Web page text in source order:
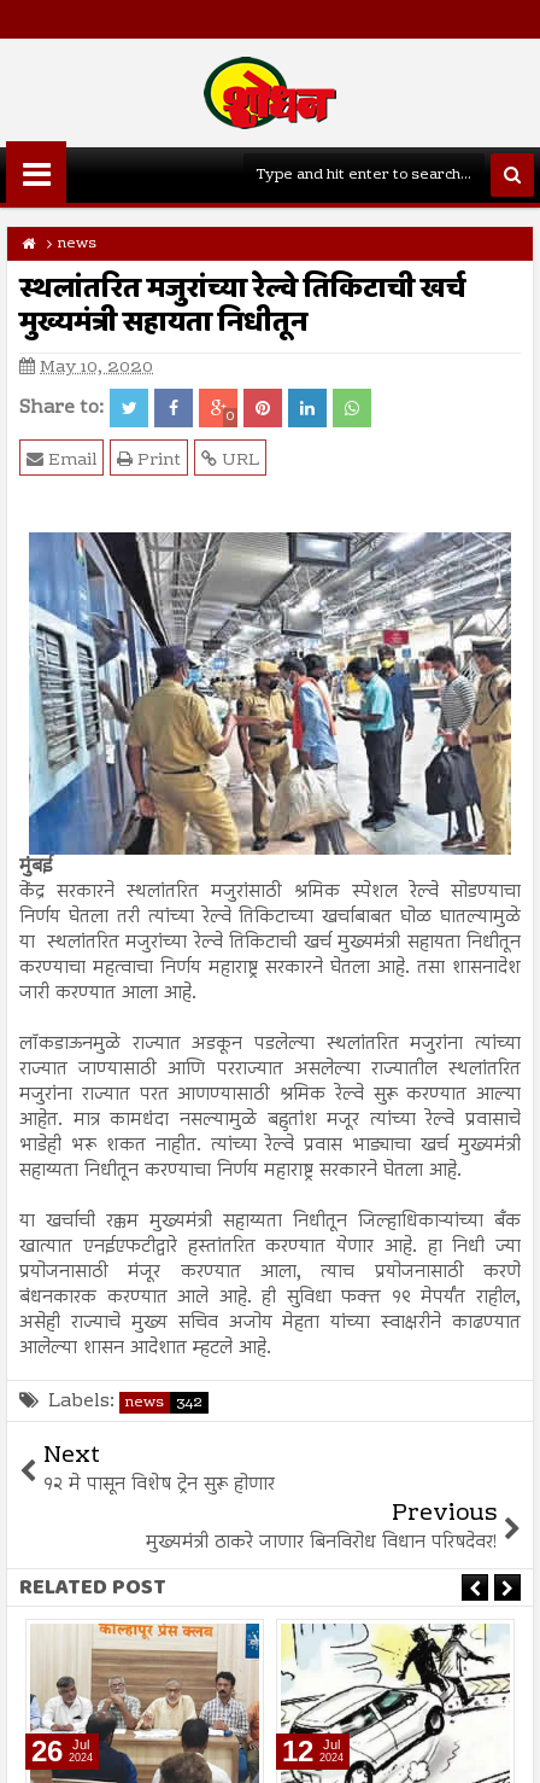
news
स्थलांतरित मजुरांच्या रेल्वे तिकिटाची खर्च
मुख्यमंत्री सहायता निधीतून
May 10, 2020
Share to: 0
URL
Print
Email
मुंबई
केंद्र सरकारने स्थलांतरित मजुरांसाठी श्रमिक स्पेशल रेल्वे सोडण्याचा
निर्णय घेतला तरी त्यांच्या रेल्वे तिकिटाच्या खर्चाबाबत घोळ घातल्यामुळे
या स्थलांतरित मजुरांच्या रेल्वे तिकिटाची खर्च मुख्यमंत्री सहायता निधीतून
करण्याचा महत्वाचा निर्णय महाराष्ट्र सरकारने घेतला आहे. तसा शासनादेश
जारी करण्यात आला आहे.
लॉकडाऊनमुळे राज्यात अडकून पडलेल्या स्थलांतरित मजुरांना त्यांच्या
राज्यात जाण्यासाठी आणि परराज्यात असलेल्या राज्यातील स्थलांतरित
मजुरांना राज्यात परत आणण्यासाठी श्रमिक रेल्वे सुरू करण्यात आल्या
आहेत. मात्र कामधंदा नसल्यामुळे बहुतांश मजूर त्यांच्या रेल्वे प्रवासाचे
भाडेही भरू शकत नाहीत. त्यांच्या रेल्वे प्रवास भाड्याचा खर्च मुख्यमंत्री
सहाय्यता निधीतून करण्याचा निर्णय महाराष्ट्र सरकारने घेतला आहे.
या खर्चाची रक्कम मुख्यमंत्री सहाय्यता निधीतून जिल्हाधिकाऱ्यांच्या बँक
खात्यात एनईएफटीद्वारे हस्तांतरित करण्यात येणार आहे. हा निधी ज्या
प्रयोजनासाठी मंजूर करण्यात आला, त्याच प्रयोजनासाठी करणे
बंधनकारक करण्यात आले आहे. ही सुविधा फक्त १९ मेपर्यंत राहील,
असेही राज्याचे मुख्य सचिव अजोय मेहता यांच्या स्वाक्षरीने काढण्यात
आलेल्या शासन आदेशात म्हटले आहे.
Labels: news 342
Next
१२ मे पासून विशेष ट्रेन सुरू होणार
Previous
मुख्यमंत्री ठाकरे जाणार बिनविरोध विधान परिषदेवर!
RELATED POST
26 Jul
2024 12 Jul
2024